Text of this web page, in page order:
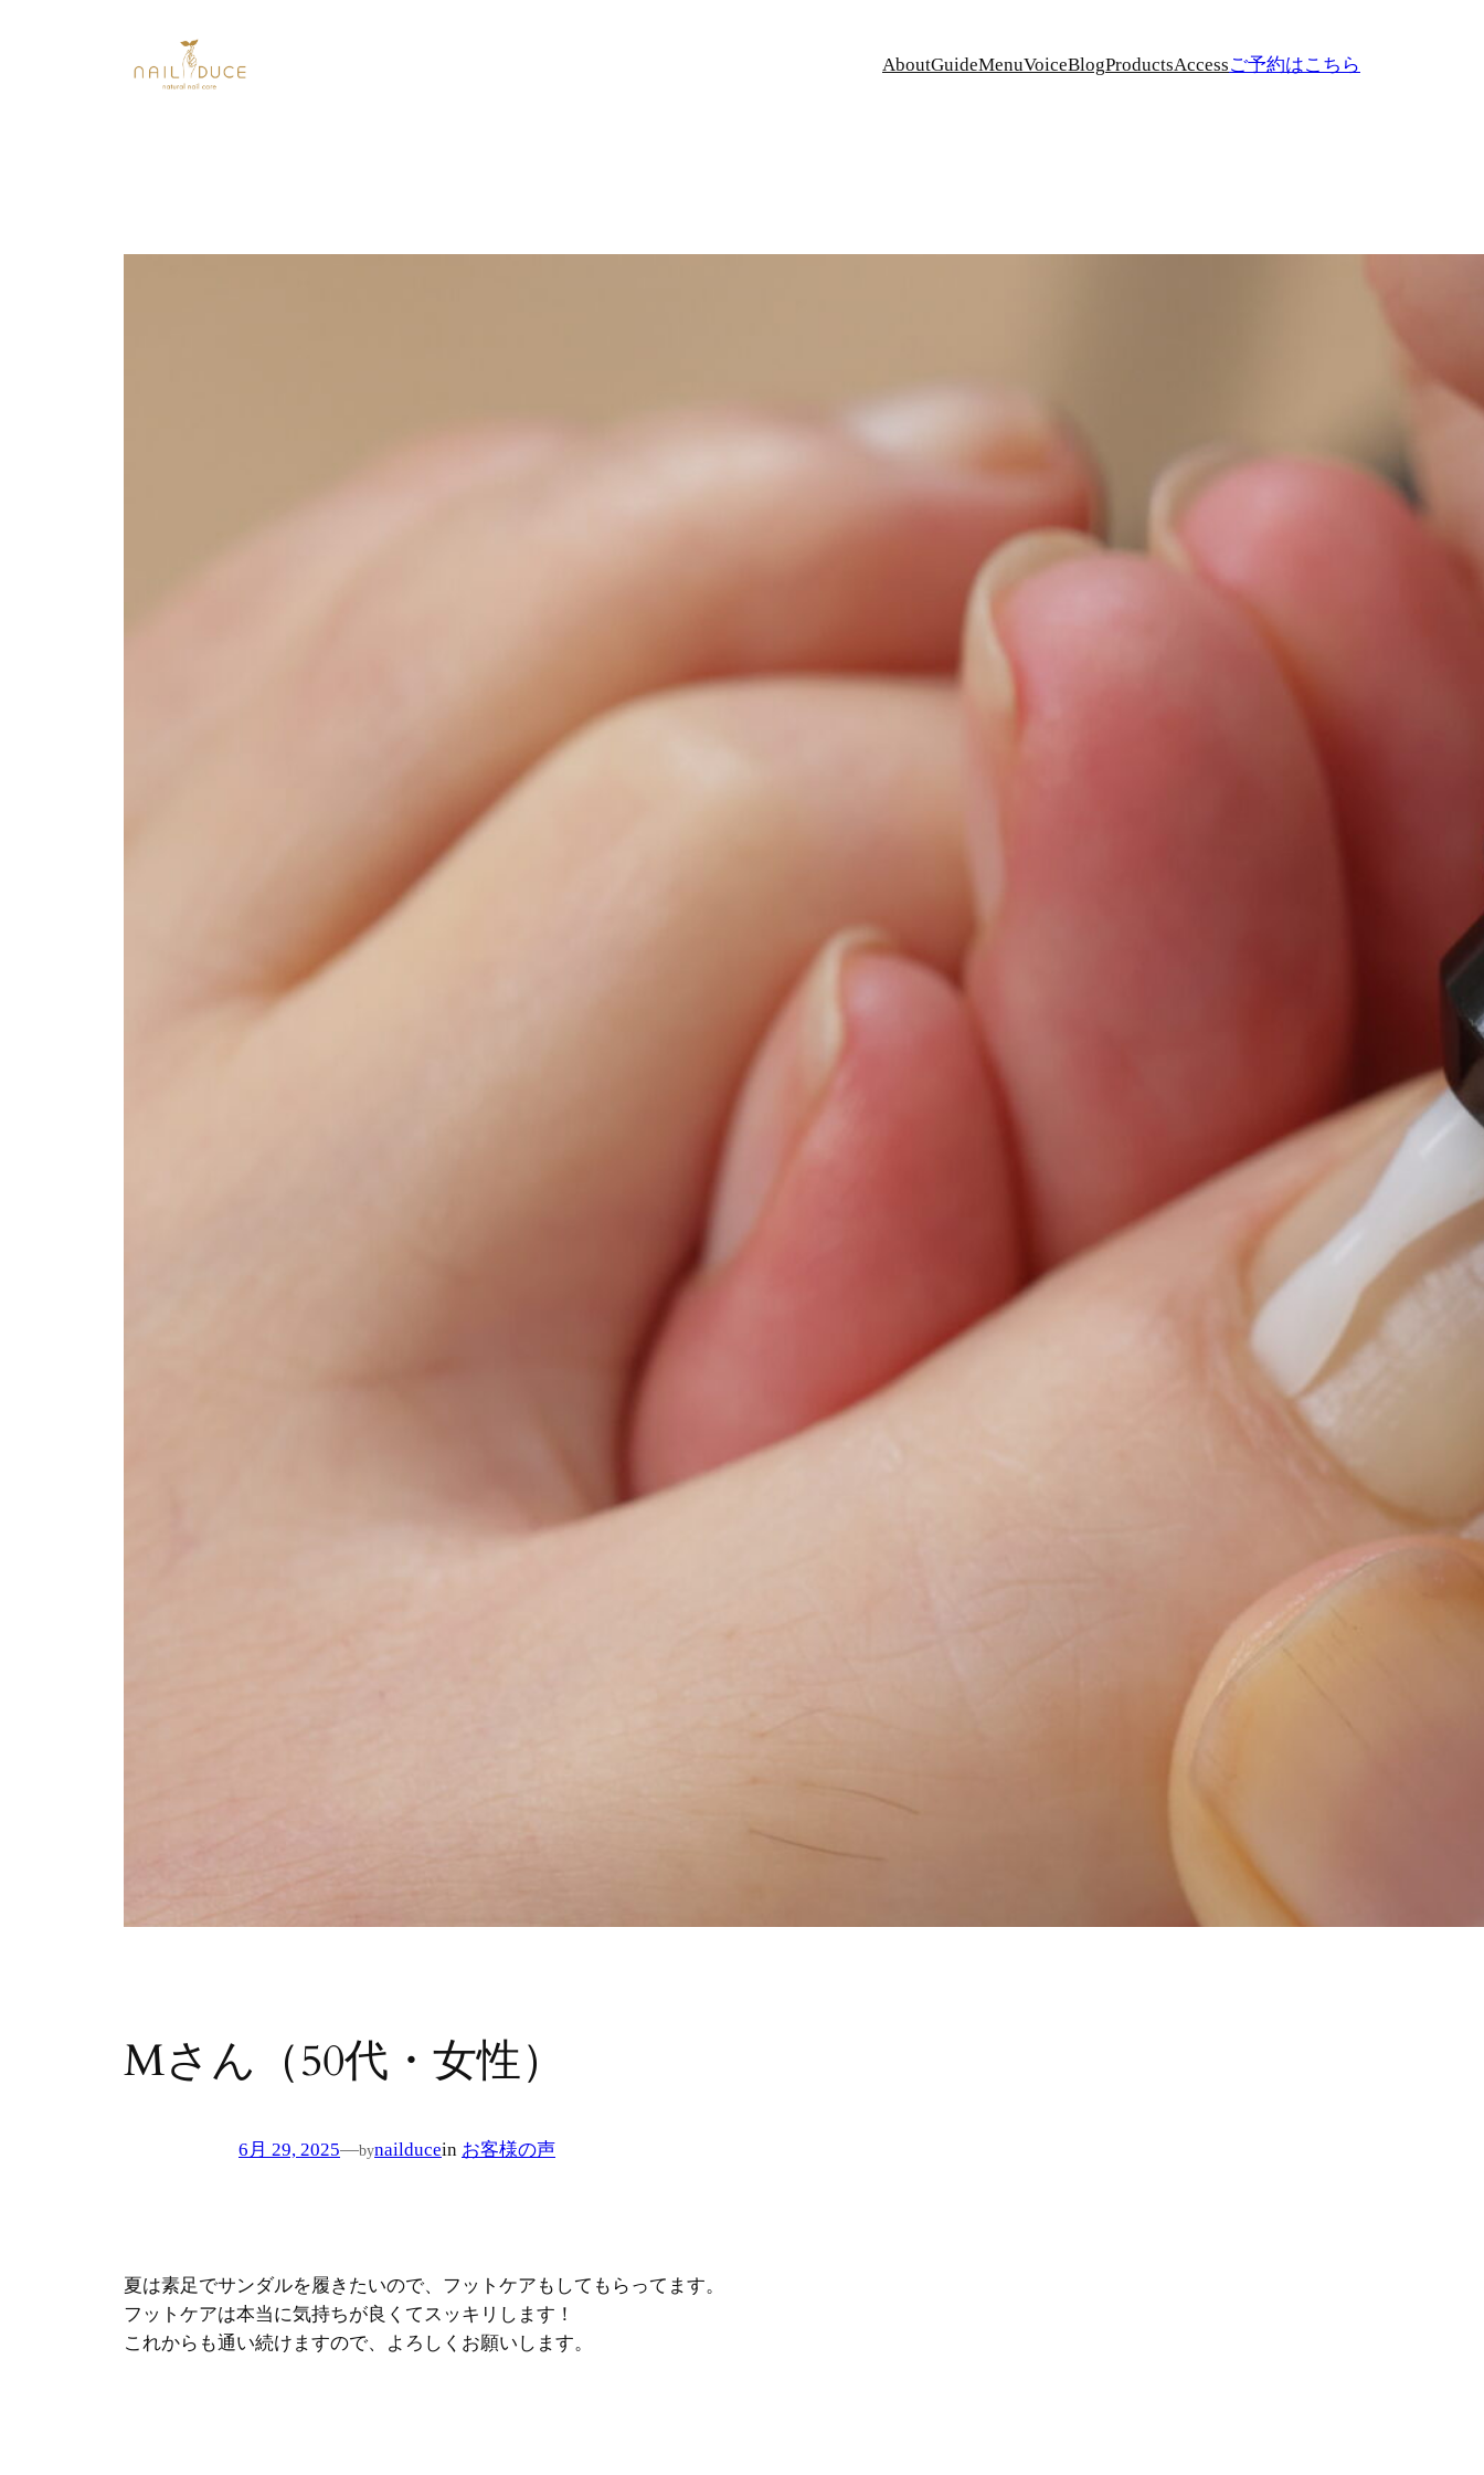
AboutGuideMenuVoiceBlogProductsAccessご予約はこちら
Mさん（50代・女性）
6月 29, 2025—bynailducein お客様の声
夏は素足でサンダルを履きたいので、フットケアもしてもらってます。
フットケアは本当に気持ちが良くてスッキリします！
これからも通い続けますので、よろしくお願いします。